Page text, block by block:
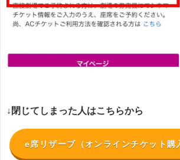
↓閉じてしまった人はこちらから
e席リザーブ（オンラインチケット購